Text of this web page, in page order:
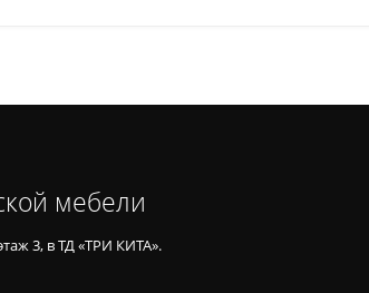
мебели
3, в ТД «ТРИ КИТА».